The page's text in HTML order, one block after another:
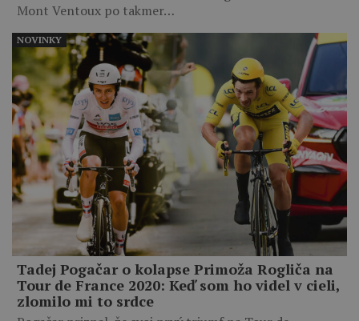
Mont Ventoux po takmer…
Tadej Pogačar o kolapse Primoža Rogliča na
Tour de France 2020: Keď som ho videl v cieli,
zlomilo mi to srdce
NOVINKY